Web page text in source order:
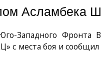
Асламбека
Западного Фронта
с места боя и